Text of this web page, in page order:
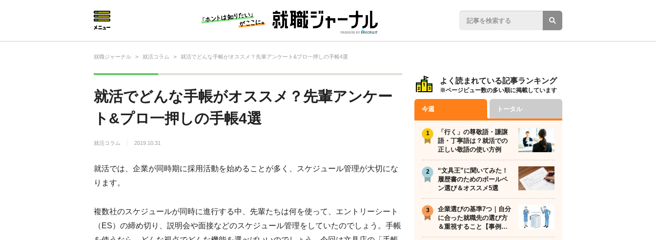
就職ジャーナル > 就活コラム > 就活でどんな手帳がオススメ？先輩アンケート&プロ一押しの手帳4選
就活でどんな手帳がオススメ？先輩アンケー
ト&プロ一押しの手帳4選
就活コラム 2019.10.31
就活では、企業が同時期に採用活動を始めることが多く、スケジュール管理が大切にな
ります。
複数社のスケジュールが同時に進行する中、先輩たちは何を使って、エントリーシート
（ES）の締め切り、説明会や面接などのスケジュール管理をしていたのでしょう。手帳
よく読まれている記事ランキング
※ページビュー数の多い順に掲載しています
今週 トータル
「行く」の尊敬語・謙譲
語・丁寧語は？就活での
正しい敬語の使い方例
“文具王”に聞いてみた！
履歴書のためのボールペ
ン選び＆オススメ5選
企業選びの基準7つ｜自分
に合った就職先の選び方
＆重視すること【事例…
仕事の選び方・ヒント
仕事とは？